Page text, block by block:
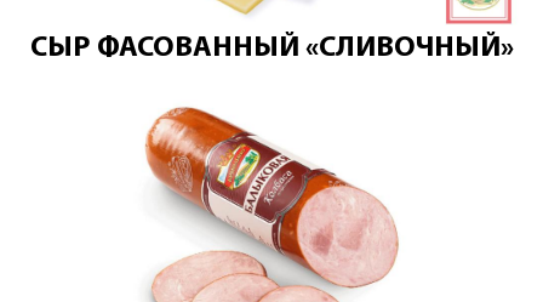
СЫР ФАСОВАННЫЙ «СЛИВОЧНЫЙ»